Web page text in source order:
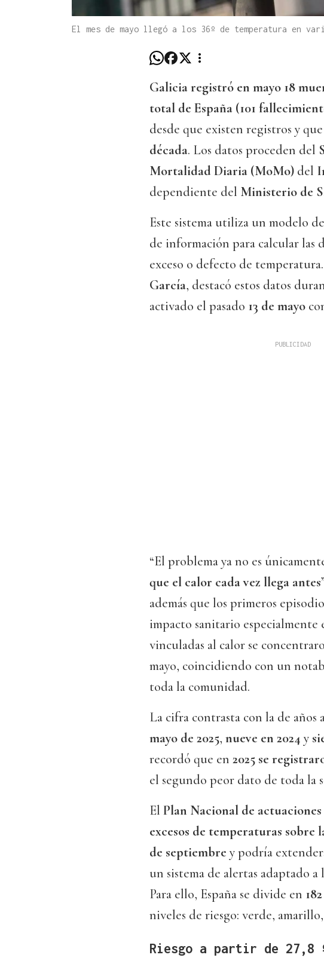
El mes de mayo llegó a los 36º de temperatura en
Galicia registró en mayo 18
total de España (101
desde que existen registros y que
década. Los datos proceden del
Mortalidad Diaria (MoMo) del
dependiente del Ministerio de
Este sistema utiliza un modelo
de información para calcular las
exceso o defecto de
García, destacó estos datos
activado el pasado 13 de mayo
“El problema ya no es
que el calor cada vez llega antes
además que los primeros
impacto sanitario especialmente
vinculadas al calor se
mayo, coincidiendo con un
toda la comunidad.
La cifra contrasta con la de años
mayo de 2025, nueve en 2024 y
recordó que en 2025 se
el segundo peor dato de toda la
El Plan Nacional de
excesos de temperaturas sobre
de septiembre y podría
un sistema de alertas adaptado
Para ello, España se divide en
niveles de riesgo: verde,
Riesgo a partir de 27,8